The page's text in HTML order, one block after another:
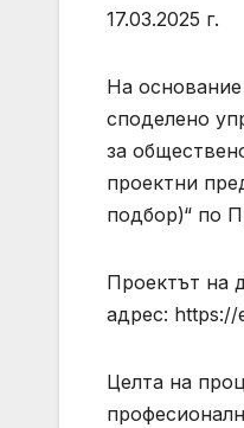
17.03.2025 г.
На
споделено
за
проектни
подбор)“ по
Проектът на
адрес: https://
Целта на